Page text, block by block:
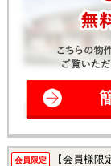
会員限定 【会員様限